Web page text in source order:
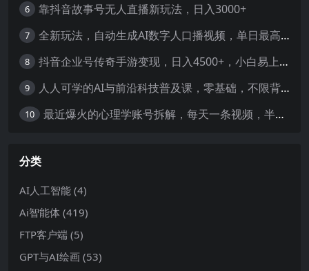
6 靠抖音故事号无人直播新玩法，日入3000+
7 全新玩法，自动生成AI数字人口播视频，单日最高3000+，能快速上手!-暖阳网
8 抖音企业号传奇手游变现，日入4500+，小白易上手
9 人人可学的AI与前沿科技普及课，零基础，不限背景通俗易懂，深入浅出-暖阳网
10 最近爆火的心理学账号拆解，每天一条视频，半个小时解决，轻松日入三百+-暖阳网
分类
AI人工智能 (4)
Ai智能体 (419)
FTP客户端 (5)
GPT与AI绘画 (53)